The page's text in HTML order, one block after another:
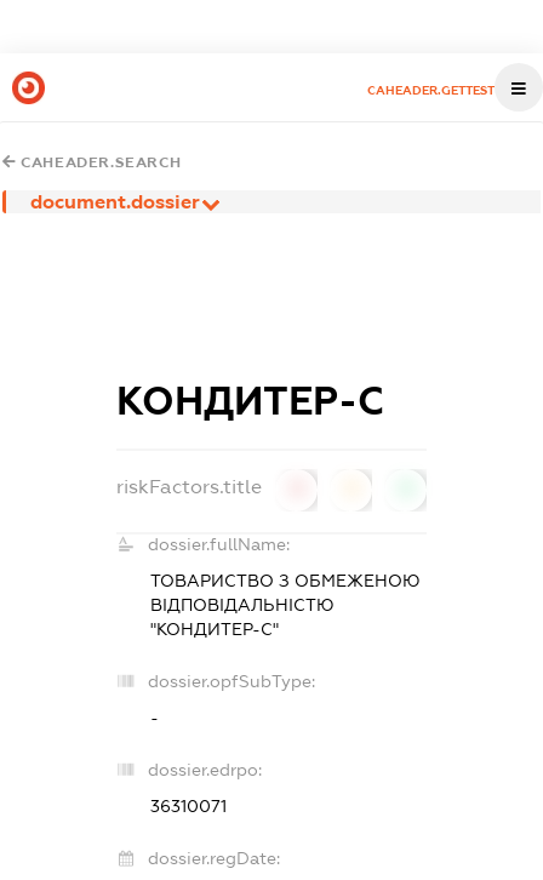
CAHEADER.GETTEST
CAHEADER.SEARCH
document.dossier
КОНДИТЕР-С
riskFactors.title
dossier.fullName:
ТОВАРИСТВО З ОБМЕЖЕНОЮ
ВІДПОВІДАЛЬНІСТЮ
"КОНДИТЕР-С"
dossier.opfSubType:
-
dossier.edrpo:
36310071
dossier.regDate: